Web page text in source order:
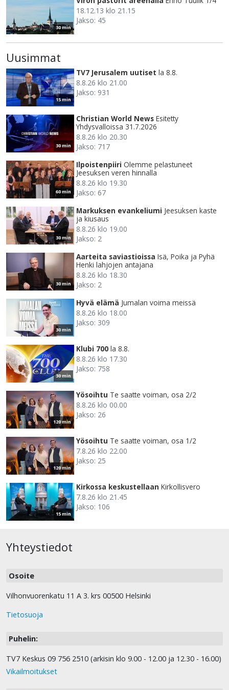
30 min
18.12.13 klo 21.15
Jakso: 45
Uusimmat
15 min
TV7 Jerusalem uutiset la 8.8.
8.8.26 klo 21.00
Jakso: 931
30 min
Christian World News Esitetty
Yhdysvalloissa 31.7.2026
8.8.26 klo 20.30
Jakso: 717
60 min
Ilpoistenpiiri Olemme pelastuneet
Jeesuksen veren hinnalla
8.8.26 klo 19.30
Jakso: 67
30 min
Markuksen evankeliumi Jeesuksen kaste
ja kiusaus
8.8.26 klo 19.00
Jakso: 2
30 min
Aarteita saviastioissa Isä, Poika ja Pyhä
Henki lahjojen antajana
8.8.26 klo 18.30
Jakso: 2
30 min
Hyvä elämä Jumalan voima meissä
8.8.26 klo 18.00
Jakso: 309
30 min
Klubi 700 la 8.8.
8.8.26 klo 17.30
Jakso: 758
120 min
Yösoihtu Te saatte voiman, osa 2/2
8.8.26 klo 00.00
Jakso: 26
120 min
Yösoihtu Te saatte voiman, osa 1/2
7.8.26 klo 22.00
Jakso: 25
15 min
Kirkossa keskustellaan Kirkollisvero
7.8.26 klo 21.45
Jakso: 106
Yhteystiedot
Osoite
Vilhonvuorenkatu 11 A 3. krs 00500 Helsinki
Tietosuoja
Puhelin:
TV7 Keskus 09 756 2510 (arkisin klo 9.00 - 12.00 ja 12.30 - 16.00)
Vikailmoitukset